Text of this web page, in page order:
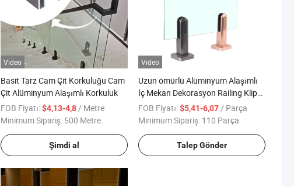
Video
Basit Tarz Cam Çit Korkuluğu Cam
Çit Alüminyum Alaşımlı Korkuluk
FOB Fiyatı:$4,13-4,8 / Metre
Minimum Sipariş: 500 Metre
Şimdi al
Video
Uzun ömürlü Alüminyum Alaşımlı
İç Mekan Dekorasyon Railing Klipsi
Tutucu
FOB Fiyatı:$5,41-6,07 / Parça
Minimum Sipariş: 110 Parça
Talep Gönder